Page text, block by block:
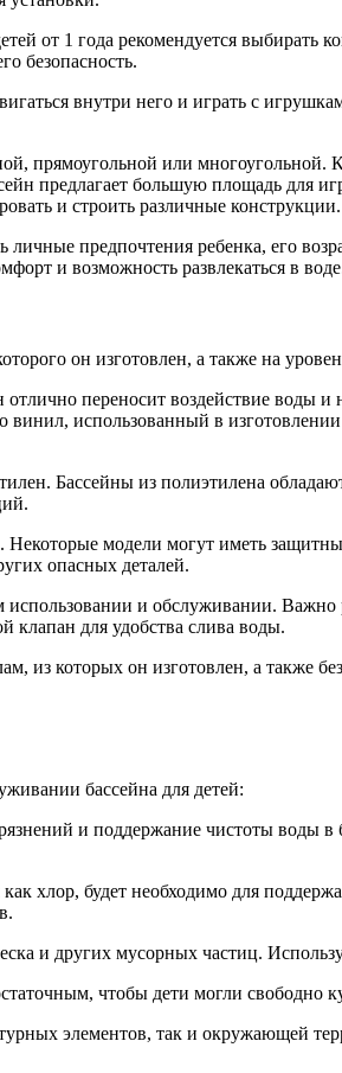
от 1 года рекомендуется выбирать
безопасность.
внутри него и играть с
прямоугольной или многоугольной.
предлагает большую площадь для
и строить различные конструкции.
предпочтения ребенка, его
и возможность развлекаться в
он изготовлен, а также на
переносит воздействие
винил, использованный в
Бассейны из полиэтилена
модели могут иметь
опасных деталей.
и обслуживании. Важно
клапан для удобства слива воды.
из которых он изготовлен, а также
бассейна для детей:
и поддержание чистоты воды
хлор, будет необходимо для
и других мусорных частиц.
чтобы дети могли свободно
элементов, так и окружающей